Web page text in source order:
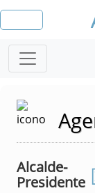
Alcalde-
Presidente